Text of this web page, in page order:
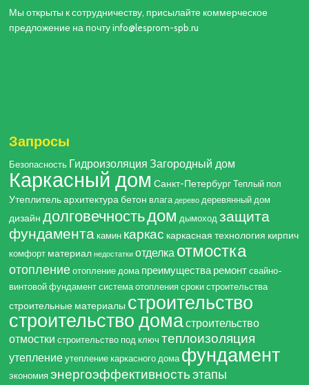
Мы открыты к сотрудничеству, присылайте коммерческое
предложение на почту info@lesprom-spb.ru
Запросы
Безопасность Гидроизоляция Загородный дом
Каркасный дом Санкт-Петербург Теплый пол
Утеплительархитектурабетон влага дерево деревянный дом
дизайн долговечностьдом дымоход защита
фундамента камин каркас каркасная технология кирпич
комфорт материал недостатки отделка отмостка
отопление отопление дома преимуществаремонт свайно-
винтовой фундамент система отопления сроки строительства
строительные материалы строительство
строительство домастроительство
отмостки строительство под ключ теплоизоляция
утепление утепление каркасного дома фундамент
экономия энергоэффективность этапы